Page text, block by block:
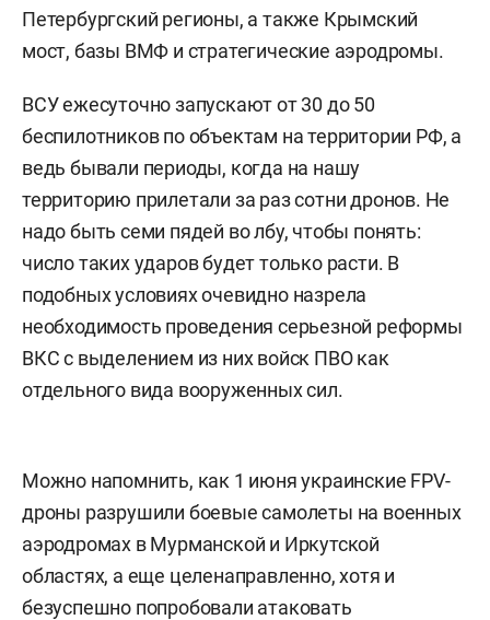
Петербургский регионы, а также Крымский
мост, базы ВМФ и стратегические аэродромы.
ВСУ ежесуточно запускают от 30 до 50
беспилотников по объектам на территории РФ, а
ведь бывали периоды, когда на нашу
территорию прилетали за раз сотни дронов. Не
надо быть семи пядей во лбу, чтобы понять:
число таких ударов будет только расти. В
подобных условиях очевидно назрела
необходимость проведения серьезной реформы
ВКС с выделением из них войск ПВО как
отдельного вида вооруженных сил.
Можно напомнить, как 1 июня украинские FPV-
дроны разрушили боевые самолеты на военных
аэродромах в Мурманской и Иркутской
областях, а еще целенаправленно, хотя и
безуспешно попробовали атаковать